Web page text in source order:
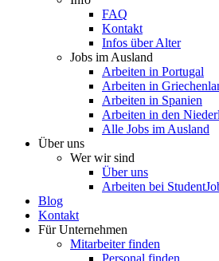
FAQ
Kontakt
Infos über Alter
Jobs im Ausland
Arbeiten in Portugal
Arbeiten in
Arbeiten in Spanien
Arbeiten in den
Alle Jobs im Ausland
Über uns
Wer wir sind
Über uns
Arbeiten bei
Blog
Kontakt
Für Unternehmen
Mitarbeiter finden
Personal finden